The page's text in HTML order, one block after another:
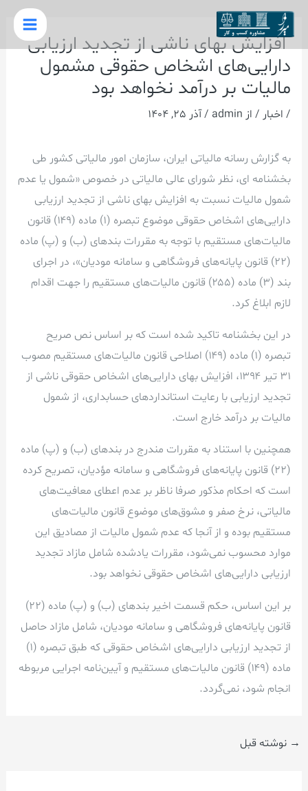
پرش
محتوا
Main
افزایش بهای ناشی از تجدید ارزیابی
دارایی‌های اشخاص حقوقی مشمول
مالیات بر درآمد نخواهد بود
/ اخبار / از admin
/آذر 25, 1404
به گزارش رسانه مالیاتی ایران، سازمان امور مالیاتی کشور طی
بخشنامه ای، نظر شورای عالی مالیاتی در خصوص «شمول یا عدم
شمول مالیات نسبت به افزایش بهای ناشی از تجدید ارزیابی
دارایی‌های اشخاص حقوقی موضوع تبصره (۱) ماده (۱۴۹) قانون
مالیات‌های مستقیم با توجه به مقررات بندهای (ب) و (پ) ماده
(۲۲) قانون پایانه‌های فروشگاهی و سامانه مودیان»، در اجرای
بند (۳) ماده (۲۵۵) قانون مالیات‌های مستقیم را جهت اقدام
لازم ابلاغ کرد.
در این بخشنامه تاکید شده است که بر اساس نص صریح
تبصره (۱) ماده (۱۴۹) اصلاحی قانون مالیات‌های مستقیم مصوب
۳۱ تیر ۱۳۹۴، افزایش بهای دارایی‌های اشخاص حقوقی ناشی از
تجدید ارزیابی با رعایت استانداردهای حسابداری، از شمول
مالیات بر درآمد خارج است.
همچنین با استناد به مقررات مندرج در بندهای (ب) و (پ) ماده
(۲۲) قانون پایانه‌های فروشگاهی و سامانه مؤدیان، تصریح کرده
است که احکام مذکور صرفا ناظر بر عدم اعطای معافیت‌های
مالیاتی، نرخ صفر و مشوق‌های موضوع قانون مالیات‌های
مستقیم بوده و از آنجا که عدم شمول مالیات از مصادیق این
موارد محسوب نمی‌شود، مقررات یادشده شامل مازاد تجدید
ارزیابی دارایی‌های اشخاص حقوقی نخواهد بود.
بر این اساس، حکم قسمت اخیر بندهای (ب) و (پ) ماده (۲۲)
قانون پایانه‌های فروشگاهی و سامانه مودیان، شامل مازاد حاصل
از تجدید ارزیابی دارایی‌های اشخاص حقوقی که طبق تبصره (۱)
ماده (۱۴۹) قانون مالیات‌های مستقیم و آیین‌نامه اجرایی مربوطه
انجام شود، نمی‌گردد.
پیمایش
نوشته
→ نوشته قبل